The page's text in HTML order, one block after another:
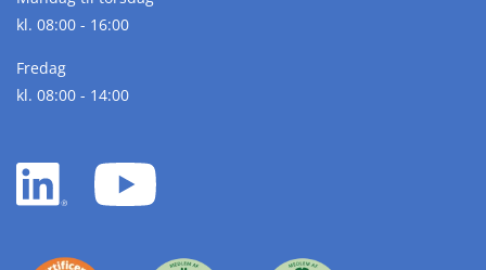
kl. 08:00 - 16:00
Fredag
kl. 08:00 - 14:00
LinkedIn
white
YouTube
white